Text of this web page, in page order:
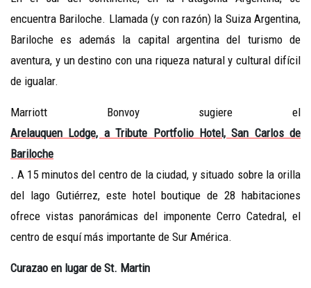
encuentra Bariloche. Llamada (y con razón) la Suiza Argentina,
Bariloche es además la capital argentina del turismo de
aventura, y un destino con una riqueza natural y cultural difícil
de igualar.
Marriott Bonvoy sugiere el
Arelauquen Lodge, a Tribute Portfolio Hotel, San Carlos de
Bariloche
. A 15 minutos del centro de la ciudad, y situado sobre la orilla
del lago Gutiérrez, este hotel boutique de 28 habitaciones
ofrece vistas panorámicas del imponente Cerro Catedral, el
centro de esquí más importante de Sur América.
Curazao en lugar de St. Martin